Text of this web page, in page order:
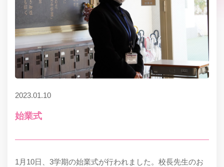
2023.01.10
始業式
1月10日、3学期の始業式が行われました。校長先生のお